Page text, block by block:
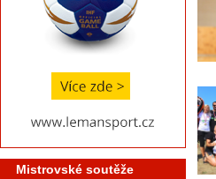
Mistrovské soutěže